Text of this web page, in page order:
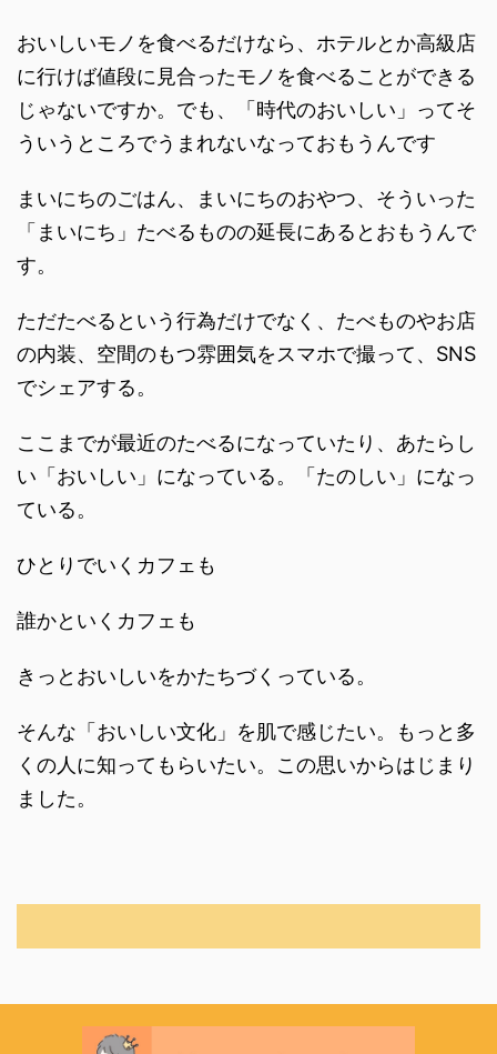
おいしいモノを食べるだけなら、ホテルとか高級店
に行けば値段に見合ったモノを食べることができる
じゃないですか。でも、「時代のおいしい」ってそ
ういうところでうまれないなっておもうんです
まいにちのごはん、まいにちのおやつ、そういった
「まいにち」たべるものの延長にあるとおもうんで
す。
ただたべるという行為だけでなく、たべものやお店
の内装、空間のもつ雰囲気をスマホで撮って、SNS
でシェアする。
ここまでが最近のたべるになっていたり、あたらし
い「おいしい」になっている。「たのしい」になっ
ている。
ひとりでいくカフェも
誰かといくカフェも
きっとおいしいをかたちづくっている。
そんな「おいしい文化」を肌で感じたい。もっと多
くの人に知ってもらいたい。この思いからはじまり
ました。